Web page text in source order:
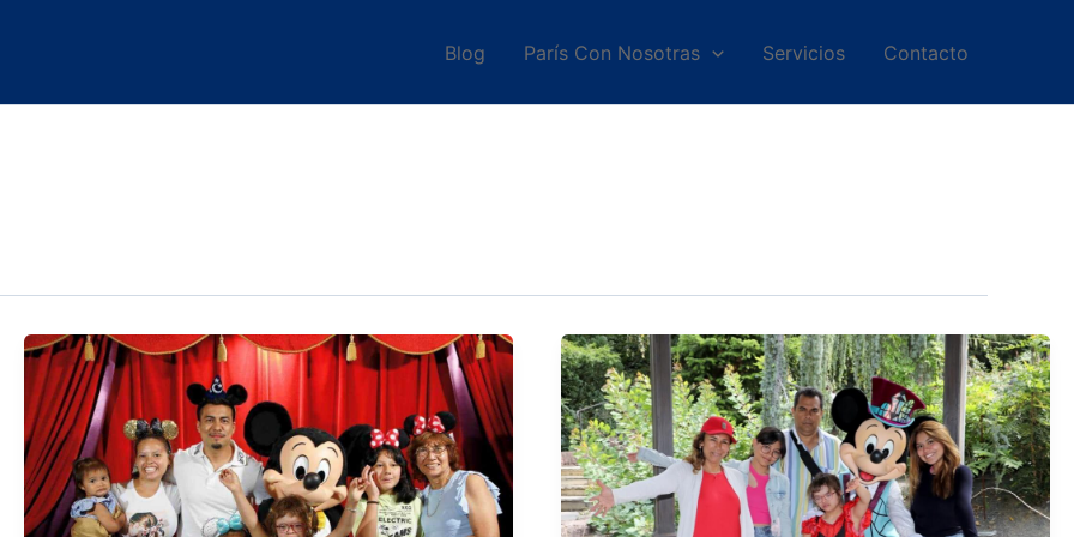
Blog París Con Nosotras Servicios Contacto